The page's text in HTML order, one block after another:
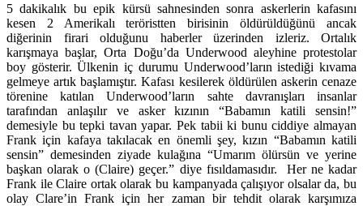
5 dakikalık bu epik kürsü sahnesinden sonra askerlerin kafasını
kesen 2 Amerikalı teröristten birisinin öldürüldüğünü ancak
diğerinin firari olduğunu haberler üzerinden izleriz. Ortalık
karışmaya başlar, Orta Doğu’da Underwood aleyhine protestolar
boy gösterir. Ülkenin iç durumu Underwood’ların istediği kıvama
gelmeye artık başlamıştır. Kafası kesilerek öldürülen askerin cenaze
törenine katılan Underwood’ların sahte davranışları insanlar
tarafından anlaşılır ve asker kızının “Babamın katili sensin!”
demesiyle bu tepki tavan yapar. Pek tabii ki bunu ciddiye almayan
Frank için kafaya takılacak en önemli şey, kızın “Babamın katili
sensin” demesinden ziyade kulağına “Umarım ölürsün ve yerine
başkan olarak o (Claire) geçer.” diye fısıldamasıdır. Her ne kadar
Frank ile Claire ortak olarak bu kampanyada çalışıyor olsalar da, bu
olay Clare’in Frank için her zaman bir tehdit olarak karşımıza